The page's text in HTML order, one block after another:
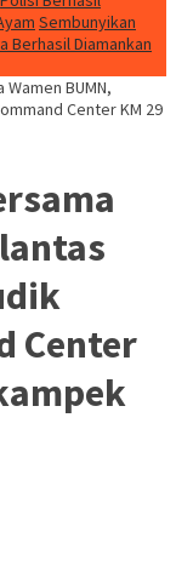
Sembunyikan
Berhasil Diamankan
BUMN,
Center KM 29
Center